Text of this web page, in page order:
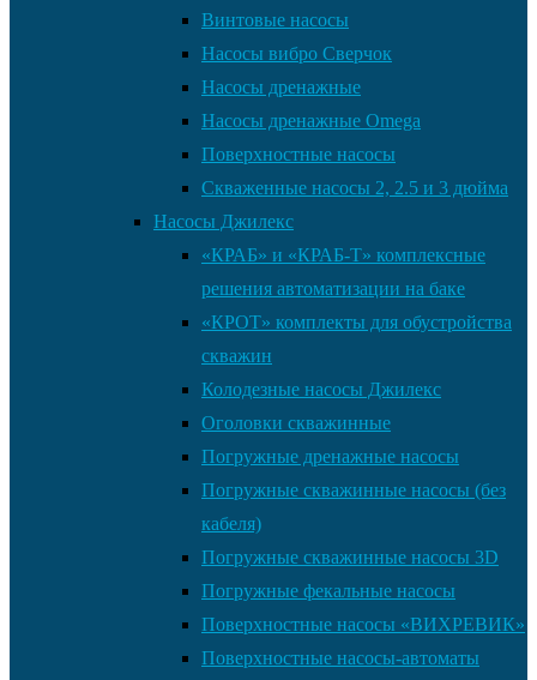
Винтовые насосы
Насосы вибро Сверчок
Насосы дренажные
Насосы дренажные Omega
Поверхностные насосы
Скваженные насосы 2, 2.5 и 3 дюйма
Насосы Джилекс
«КРАБ» и «КРАБ-Т» комплексные
решения автоматизации на баке
«КРОТ» комплекты для обустройства
скважин
Колодезные насосы Джилекс
Оголовки скважинные
Погружные дренажные насосы
Погружные скважинные насосы (без
кабеля)
Погружные скважинные насосы 3D
Погружные фекальные насосы
Поверхностные насосы «ВИХРЕВИК»
Поверхностные насосы-автоматы